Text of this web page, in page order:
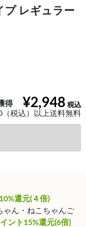
プ レギュラー
¥2,948
得
（税込）以上送料無料
還元(４倍)
ん・ねこちゃんご
ント15%還元(6倍)